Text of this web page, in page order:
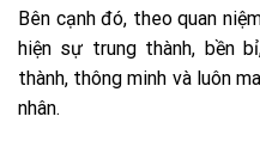
Bên cạnh đó, theo quan
hiện sự trung thành, bền
thành, thông minh và luôn
nhân.